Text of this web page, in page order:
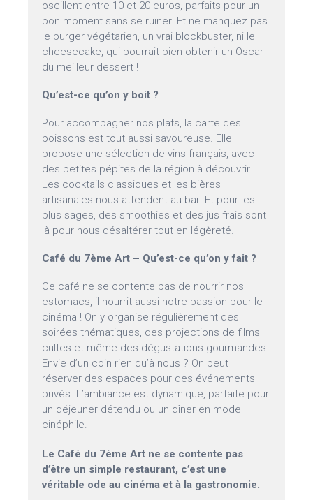
oscillent entre 10 et 20 euros, parfaits pour un
bon moment sans se ruiner. Et ne manquez pas
le burger végétarien, un vrai blockbuster, ni le
cheesecake, qui pourrait bien obtenir un Oscar
du meilleur dessert !
Qu’est-ce qu’on y boit ?
Pour accompagner nos plats, la carte des
boissons est tout aussi savoureuse. Elle
propose une sélection de vins français, avec
des petites pépites de la région à découvrir.
Les cocktails classiques et les bières
artisanales nous attendent au bar. Et pour les
plus sages, des smoothies et des jus frais sont
là pour nous désaltérer tout en légèreté.
Café du 7ème Art – Qu’est-ce qu’on y fait ?
Ce café ne se contente pas de nourrir nos
estomacs, il nourrit aussi notre passion pour le
cinéma ! On y organise régulièrement des
soirées thématiques, des projections de films
cultes et même des dégustations gourmandes.
Envie d’un coin rien qu’à nous ? On peut
réserver des espaces pour des événements
privés. L’ambiance est dynamique, parfaite pour
un déjeuner détendu ou un dîner en mode
cinéphile.
Le Café du 7ème Art ne se contente pas
d’être un simple restaurant, c’est une
véritable ode au cinéma et à la gastronomie.